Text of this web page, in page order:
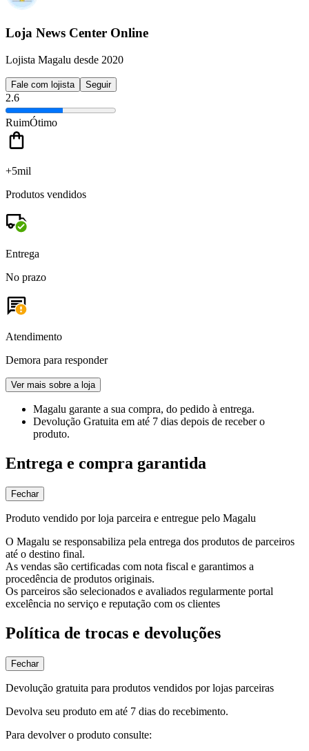
Loja News Center Online
Lojista Magalu desde 2020
Fale com lojista Seguir
2.6
RuimÓtimo
+5mil
Produtos vendidos
Entrega
No prazo
Atendimento
Demora para responder
Ver mais sobre a loja
Magalu garante a sua compra, do pedido à entrega.
Devolução Gratuita em até 7 dias depois de receber o
produto.
Entrega e compra garantida
Fechar
Produto vendido por loja parceira e entregue pelo Magalu
O Magalu se responsabiliza pela entrega dos produtos de parceiros
até o destino final.
As vendas são certificadas com nota fiscal e garantimos a
procedência de produtos originais.
Os parceiros são selecionados e avaliados regularmente portal
excelência no serviço e reputação com os clientes
Política de trocas e devoluções
Fechar
Devolução gratuita para produtos vendidos por lojas parceiras
Devolva seu produto em até 7 dias do recebimento.
Para devolver o produto consulte: